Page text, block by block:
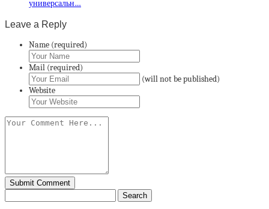
универсальн…
Leave a Reply
Name (required)
Mail (required)
(will not be published)
Website